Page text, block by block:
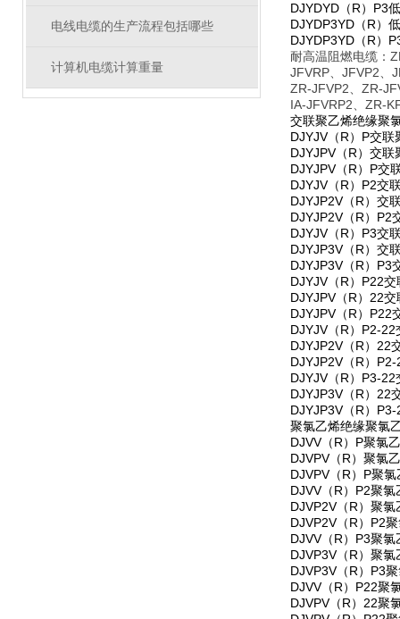
电线电缆的生产流程包括哪些
计算机电缆计算重量
DJYDYD（R）P3
DJYDP3YD（R）
DJYDP3YD（R）
耐高温阻燃电缆：
JFVRP、JFVP2、
ZR-JFVP2、ZR-
IA-JFVRP2、ZR-
交联聚乙烯绝缘聚
DJYJV（R）P交
DJYJPV（R）交
DJYJPV（R）P交
DJYJV（R）P2交
DJYJP2V（R）交
DJYJP2V（R）P2
DJYJV（R）P3交
DJYJP3V（R）交
DJYJP3V（R）P3
DJYJV（R）P22
DJYJPV（R）22
DJYJPV（R）P22
DJYJV（R）P2-
DJYJP2V（R）22
DJYJP2V（R）
DJYJV（R）P3-
DJYJP3V（R）22
DJYJP3V（R）
聚氯乙烯绝缘聚氯
DJVV（R）P聚氯
DJVPV（R）聚氯
DJVPV（R）P聚
DJVV（R）P2聚
DJVP2V（R）聚
DJVP2V（R）P2
DJVV（R）P3聚
DJVP3V（R）聚
DJVP3V（R）P3
DJVV（R）P22聚
DJVPV（R）22聚